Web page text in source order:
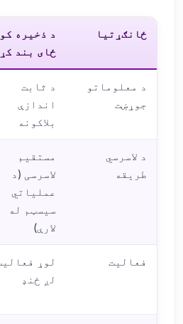
ځانګړتیا
د ذخیره
ځای بند
د معلوماتو
جوړښت
د ثابت
اندازې
بلاکونه
د لاسرسي
طریقه
مستقیم
لاسرسی (د
عملیاتي
سیسټم له
لارې)
فعالیت
لوړ
لږ ځنډ